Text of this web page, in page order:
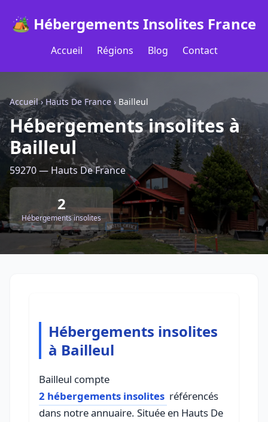
🏕️ Hébergements Insolites France
Accueil Régions Blog Contact
Accueil›Hauts De France› Bailleul
Hébergements insolites à
Bailleul
59270 — Hauts De France
2
Hébergements insolites
Hébergements insolites
à Bailleul
Bailleul compte
2 hébergements insolites référencés
dans notre annuaire. Située en Hauts De